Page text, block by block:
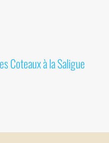
Coteaux à la Saligue